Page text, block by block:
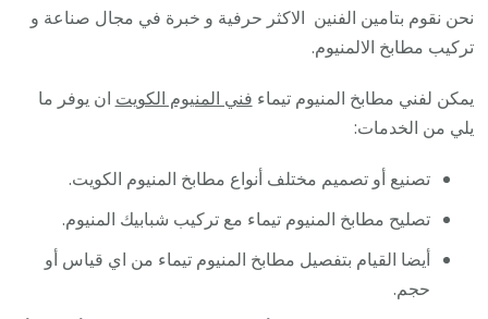
نحن نقوم بتامين الفنين الاكثر حرفية و خبرة في مجال صناعة و
تركيب مطابخ الالمنيوم.
يمكن لفني مطابخ المنيوم تيماء فني المنيوم الكويت ان يوفر ما
يلي من الخدمات:
تصنيع أو تصميم مختلف أنواع مطابخ المنيوم الكويت.
تصليح مطابخ المنيوم تيماء مع تركيب شبابيك المنيوم.
أيضا القيام بتفصيل مطابخ المنيوم تيماء من اي قياس أو
حجم.